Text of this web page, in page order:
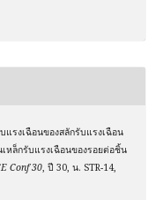
รงเฉือนของสลักรับแรงเฉือน
หล็กรับแรงเฉือนของรอยต่อชิ้น
Conf 30, ปี 30, น. STR-14,